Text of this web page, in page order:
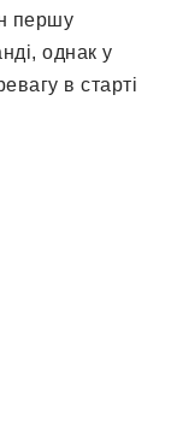
першу
однак у
в старті